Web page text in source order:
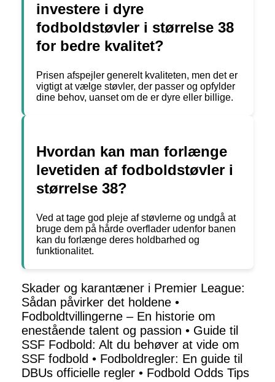
investere i dyre
fodboldstøvler i størrelse 38
for bedre kvalitet?
Prisen afspejler generelt kvaliteten, men det er
vigtigt at vælge støvler, der passer og opfylder
dine behov, uanset om de er dyre eller billige.
Hvordan kan man forlænge
levetiden af fodboldstøvler i
størrelse 38?
Ved at tage god pleje af støvlerne og undgå at
bruge dem på hårde overflader udenfor banen
kan du forlænge deres holdbarhed og
funktionalitet.
Skader og karantæner i Premier League:
Sådan påvirker det holdene •
Fodboldtvillingerne – En historie om
enestående talent og passion • Guide til
SSF Fodbold: Alt du behøver at vide om
SSF fodbold • Fodboldregler: En guide til
DBUs officielle regler • Fodbold Odds Tips